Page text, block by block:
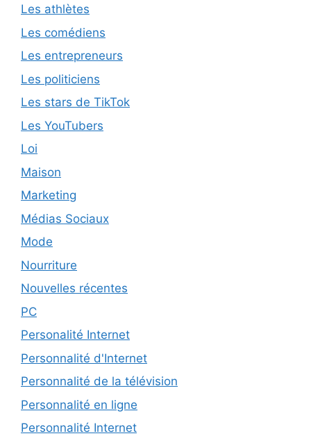
Les athlètes
Les comédiens
Les entrepreneurs
Les politiciens
Les stars de TikTok
Les YouTubers
Loi
Maison
Marketing
Médias Sociaux
Mode
Nourriture
Nouvelles récentes
PC
Personalité Internet
Personnalité d'Internet
Personnalité de la télévision
Personnalité en ligne
Personnalité Internet